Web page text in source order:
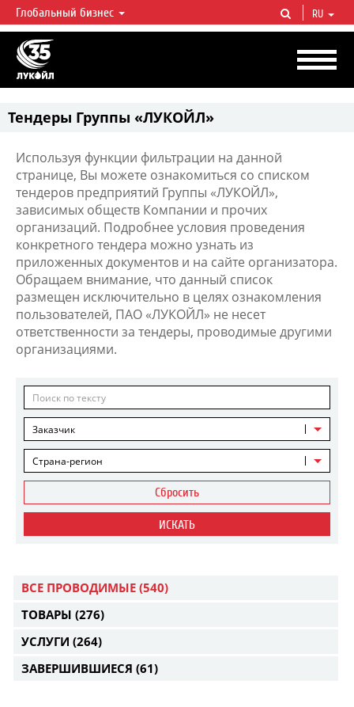
ЛУКОЙЛ СЕГОДНЯ
ЛУКОЙЛ — одна из крупнейших вертикально интегрированных
нефтегазовых компаний в мире, на долю которой приходится более 2%
мировой добычи нефти и около 1% доказанных запасов углеводородов.
Глобальный бизнес RU
Тендеры Группы «ЛУКОЙЛ»
Используя функции фильтрации на данной
странице, Вы можете ознакомиться со списком
тендеров предприятий Группы «ЛУКОЙЛ»,
зависимых обществ Компании и прочих
организаций. Подробнее условия проведения
конкретного тендера можно узнать из
приложенных документов и на сайте организатора.
Обращаем внимание, что данный список
размещен исключительно в целях ознакомления
пользователей, ПАО «ЛУКОЙЛ» не несет
ответственности за тендеры, проводимые другими
организациями.
Заказчик
Страна-регион
Сбросить
ИСКАТЬ
ВСЕ ПРОВОДИМЫЕ (540)
ТОВАРЫ (276)
УСЛУГИ (264)
ЗАВЕРШИВШИЕСЯ (61)